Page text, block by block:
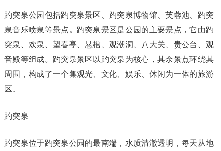
趵突泉公园包括趵突泉景区、趵突泉博物馆、芙蓉池、趵突
泉音乐喷泉等景点。趵突泉景区是公园的主要景点，它由趵
突泉、欢泉、望春亭、悬棺、观潮洞、八大关、贵公台、观
音殿等组成。趵突泉景区以趵突泉为核心，其余景点环绕其
周围，构成了一个集观光、文化、娱乐、休闲为一体的旅游
区。
趵突泉
趵突泉位于趵突泉公园的最南端，水质清澈透明，每天从地